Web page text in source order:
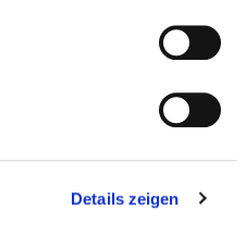
Details zeigen